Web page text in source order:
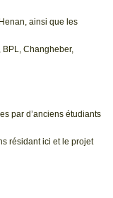
ainsi que les
Changheber,
par d’anciens étudiants
résidant ici et le projet